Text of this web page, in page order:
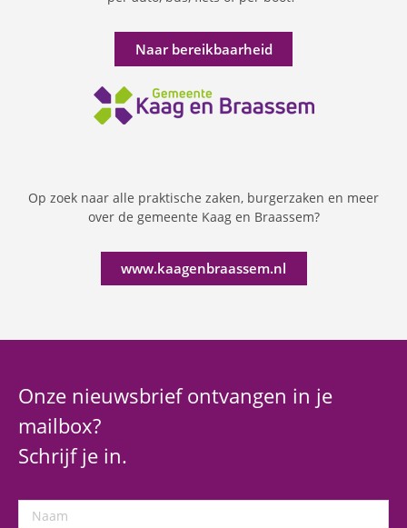
Naar bereikbaarheid
Op zoek naar alle praktische zaken, burgerzaken en meer
over de gemeente Kaag en Braassem?
www.kaagenbraassem.nl
Onze nieuwsbrief ontvangen in je
mailbox?
Schrijf je in.
Naam